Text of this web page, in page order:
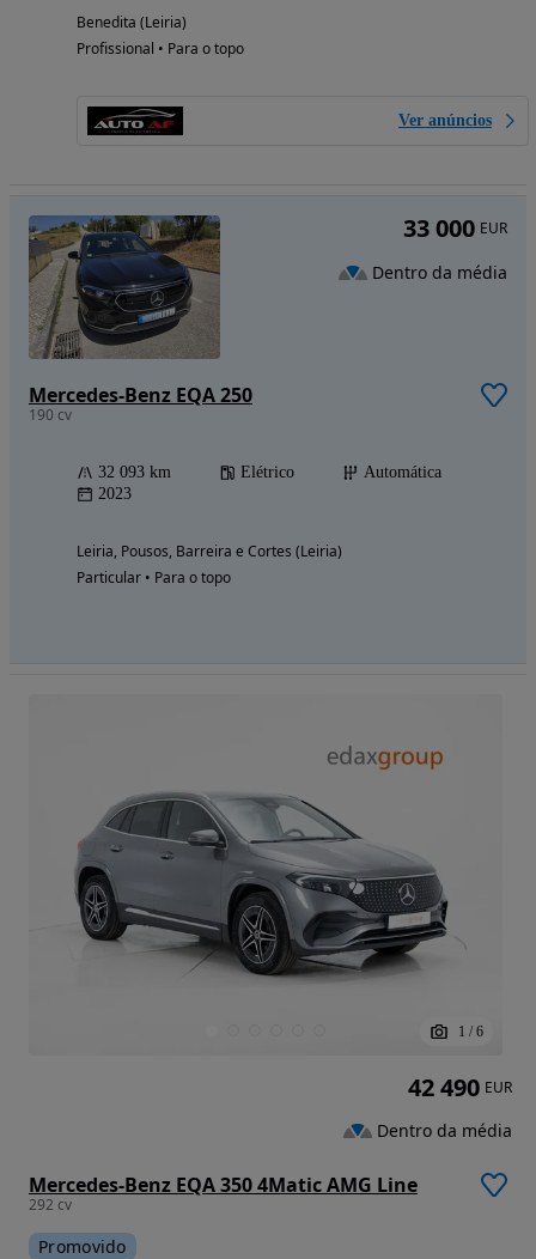
Benedita (Leiria)
Profissional • Para o topo
Ver anúncios
Mercedes-Benz EQA 250
190 cv
32 093 km Elétrico
Automática
2023
Leiria, Pousos, Barreira e Cortes (Leiria)
Particular • Para o topo
33 000 EUR
Dentro da média
1 / 6
Mercedes-Benz EQA 350 4Matic AMG Line
292 cv
Promovido
42 490 EUR
Dentro da média